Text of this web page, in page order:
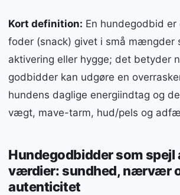
Kort definition: En hundegodbid
foder (snack) givet i små mængder
aktivering eller hygge; det betyder
godbidder kan udgøre en
hundens daglige energiindtag og
vægt, mave-tarm, hud/pels og
Hundegodbidder som spejl
værdier: sundhed, nærvær
autenticitet